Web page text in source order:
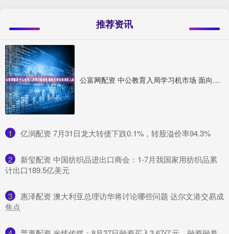
推荐资讯
公富网配资 中公教育入局学习机市场 面向大学生等求职人群
1 ​亿润配资 7月31日龙大转债下跌0.1%，转股溢价率94.3%
2
​新玺配资 中国纺织品进出口商会：1-7月我国家用纺织品累
计出口189.5亿美元
3
​惠泽配资 澳大利亚总理访华将讨论哪些问题 达尔文港交易成
焦点